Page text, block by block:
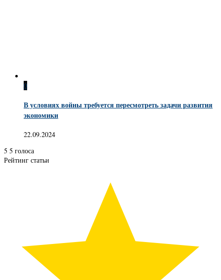
0
В условиях войны требуется пересмотреть задачи развития
экономики
22.09.2024
5 5 голоса
Рейтинг статьи